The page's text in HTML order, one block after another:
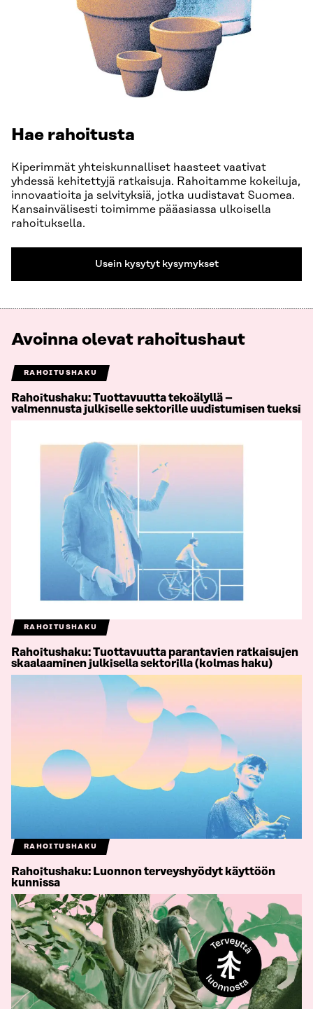
Hae rahoitusta
Kiperimmät yhteiskunnalliset haasteet vaativat
yhdessä kehitettyjä ratkaisuja. Rahoitamme kokeiluja,
innovaatioita ja selvityksiä, jotka uudistavat Suomea.
Kansainvälisesti toimimme pääasiassa ulkoisella
rahoituksella.
Usein kysytyt kysymykset
Avoinna olevat rahoitushaut
RAHOITUSHAKU
Rahoitushaku: Tuottavuutta tekoälyllä –
valmennusta julkiselle sektorille uudistumisen tueksi
RAHOITUSHAKU
Rahoitushaku: Tuottavuutta parantavien ratkaisujen
skaalaaminen julkisella sektorilla (kolmas haku)
RAHOITUSHAKU
Rahoitushaku: Luonnon terveyshyödyt käyttöön
kunnissa